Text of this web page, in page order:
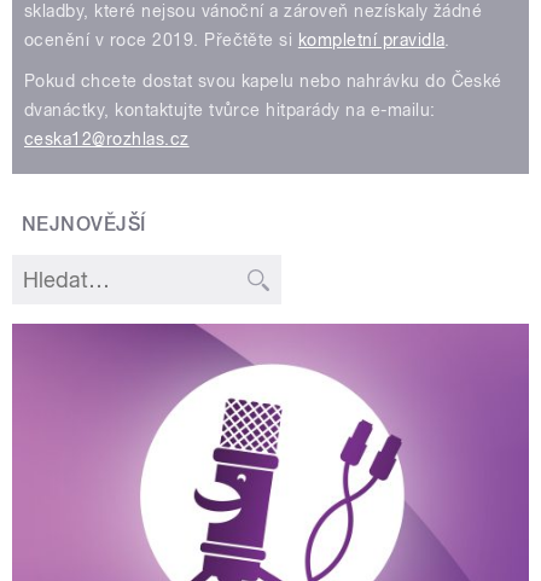
skladby, které nejsou vánoční a zároveň nezískaly žádné
ocenění v roce 2019. Přečtěte si kompletní pravidla
Pokud chcete dostat svou kapelu nebo nahrávku do České
dvanáctky, kontaktujte tvůrce hitparády na e-mailu:
ceska12@rozhlas.cz
NEJNOVĚJŠÍ